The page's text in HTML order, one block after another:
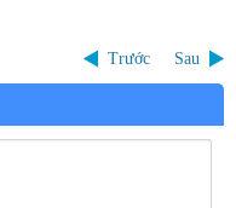
Trước Sau